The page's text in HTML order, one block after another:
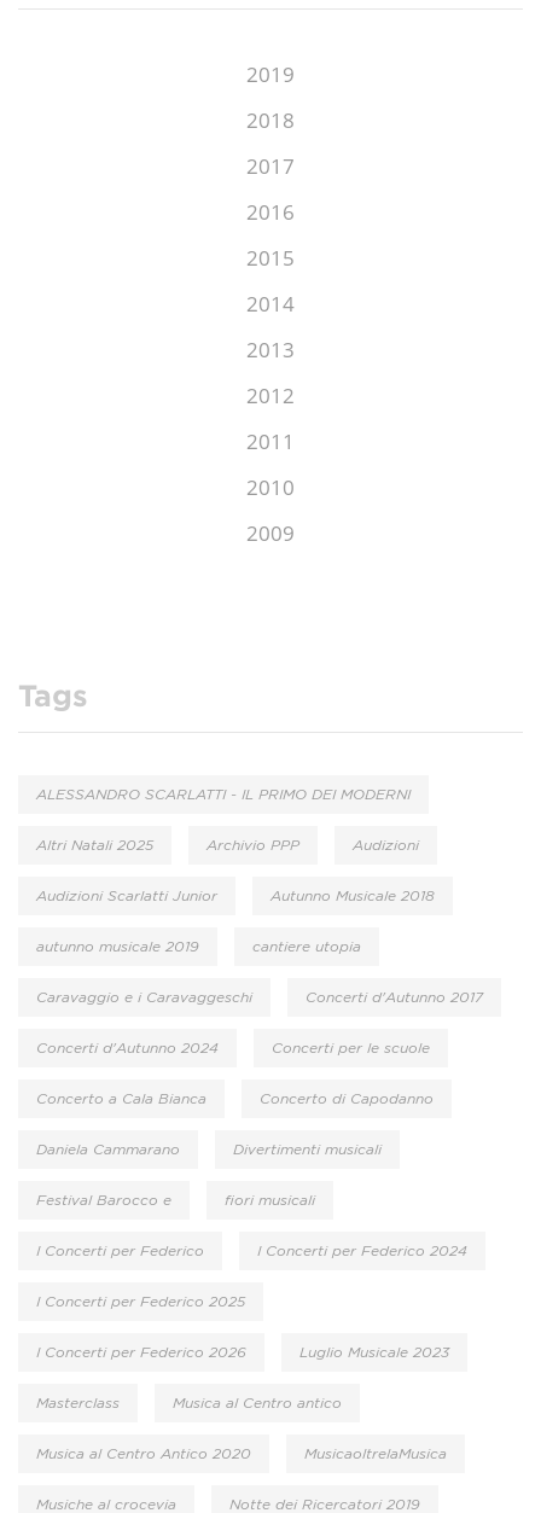
2019
2018
2017
2016
2015
2014
2013
2012
2011
2010
2009
Tags
ALESSANDRO SCARLATTI - IL PRIMO DEI MODERNI
Altri Natali 2025 Archivio PPP Audizioni
Audizioni Scarlatti Junior Autunno Musicale 2018
autunno musicale 2019 cantiere utopia
Caravaggio e i Caravaggeschi Concerti d'Autunno 2017
Concerti d'Autunno 2024 Concerti per le scuole
Concerto a Cala Bianca Concerto di Capodanno
Daniela Cammarano Divertimenti musicali
Festival Barocco e fiori musicali
I Concerti per Federico I Concerti per Federico 2024
I Concerti per Federico 2025
I Concerti per Federico 2026 Luglio Musicale 2023
Masterclass Musica al Centro antico
Musica al Centro Antico 2020 MusicaoltrelaMusica
Musiche al crocevia Notte dei Ricercatori 2019